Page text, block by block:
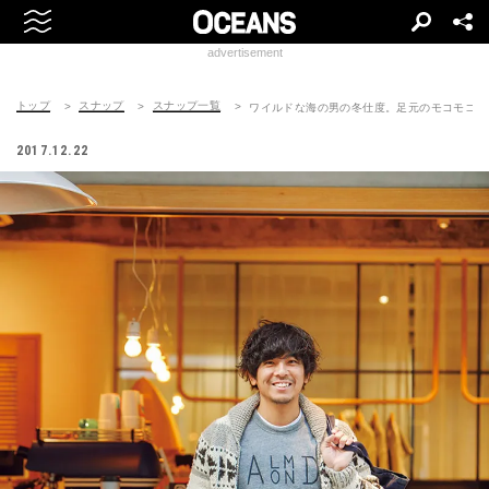
advertisement
トップ スナップ スナップ一覧 ワイルドな海の男の冬仕度。足元のモコモコ
2017.12.22